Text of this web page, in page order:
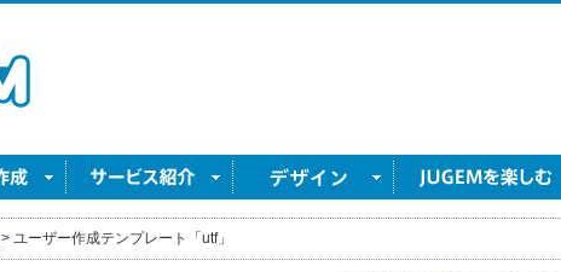
> ユーザー作成テンプレート「utf」